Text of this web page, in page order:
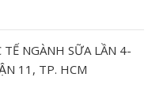
NGÀNH SỮA LẦN 4-
11, TP. HCM